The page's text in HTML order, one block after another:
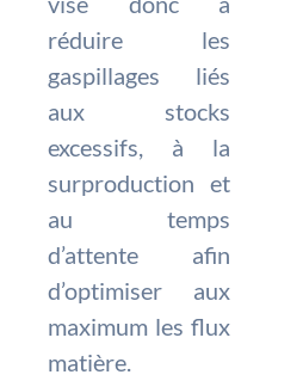
réduire les
gaspillages liés
aux stocks
excessifs, à la
surproduction et
au temps
d’attente afin
d’optimiser aux
maximum les flux
matière.